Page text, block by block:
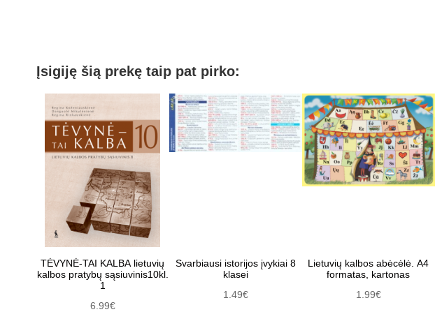
Įsigiję šią prekę taip pat pirko:
TĖVYNĖ-TAI KALBA lietuvių
kalbos pratybų sąsiuvinis10kl.
1
6.99€
Svarbiausi istorijos įvykiai 8
klasei
1.49€
Lietuvių kalbos abėcėlė. A4
formatas, kartonas
1.99€